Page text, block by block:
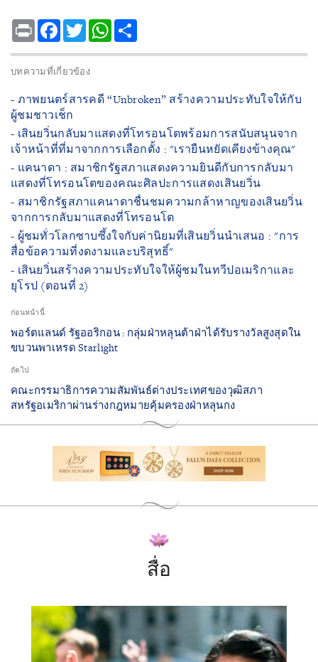
Print Facebook
TwitterWhatsApp
บทความที่เกี่ยวข้อง
- ภาพยนตร์สารคดี “Unbroken” สร้างความประทับใจให้กับ
ผู้ชมชาวเช็ก
- เสินยวิ่นกลับมาแสดงที่โทรอนโตพร้อมการสนับสนุนจาก
เจ้าหน้าที่ที่มาจากการเลือกตั้ง : "เรายืนหยัดเคียงข้างคุณ"
- แคนาดา : สมาชิกรัฐสภาแสดงความยินดีกับการกลับมา
แสดงที่โทรอนโตของคณะศิลปะการแสดงเสินยวิ่น
- สมาชิกรัฐสภาแคนาดาชื่นชมความกล้าหาญของเสินยวิ่น
จากการกลับมาแสดงที่โทรอนโต
- ผู้ชมทั่วโลกซาบซึ้งใจกับค่านิยมที่เสินยวิ่นนำเสนอ : "การ
สื่อข้อความที่งดงามและบริสุทธิ์"
- เสินยวิ่นสร้างความประทับใจให้ผู้ชมในทวีปอเมริกาและ
ยุโรป (ตอนที่ 2)
ก่อนหน้านี้
พอร์ตแลนด์ รัฐออริกอน : กลุ่มฝ่าหลุนต้าฝ่าได้รับรางวัลสูงสุดใน
ขบวนพาเหรด Starlight
ถัดไป
คณะกรรมาธิการความสัมพันธ์ต่างประเทศของวุฒิสภา
สหรัฐอเมริกาผ่านร่างกฎหมายคุ้มครองฝ่าหลุนกง
สื่อ